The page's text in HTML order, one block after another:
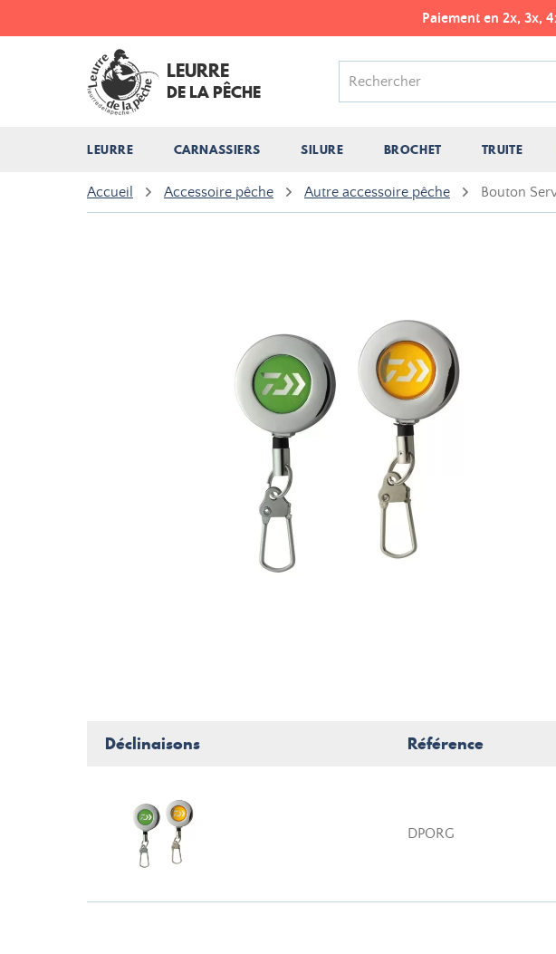
Paiement en 2x, 3x,
LEURRE
DE LA PÊCHE
LEURRE CARNASSIERS SILURE BROCHET TRUITE
Accueil Accessoire pêche Autre accessoire pêche Bouton
Déclinaisons Référence
DPORG